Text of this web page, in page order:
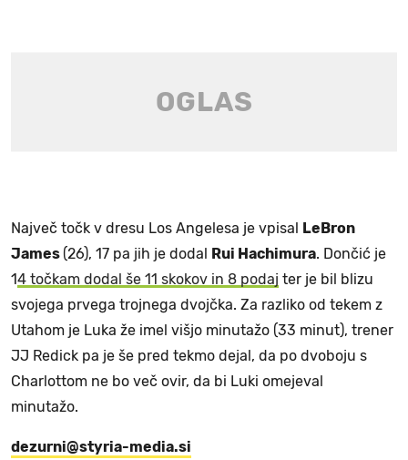
Največ točk v dresu Los Angelesa je vpisal LeBron
James (26), 17 pa jih je dodal Rui Hachimura. Dončić je
14 točkam dodal še 11 skokov in 8 podaj ter je bil blizu
svojega prvega trojnega dvojčka. Za razliko od tekem z
Utahom je Luka že imel višjo minutažo (33 minut), trener
JJ Redick pa je še pred tekmo dejal, da po dvoboju s
Charlottom ne bo več ovir, da bi Luki omejeval
minutažo.
dezurni@styria-media.si